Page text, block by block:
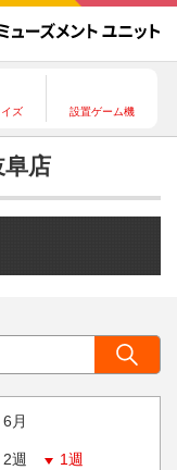
ズ 設置ゲーム機
店
6月
2週 1週